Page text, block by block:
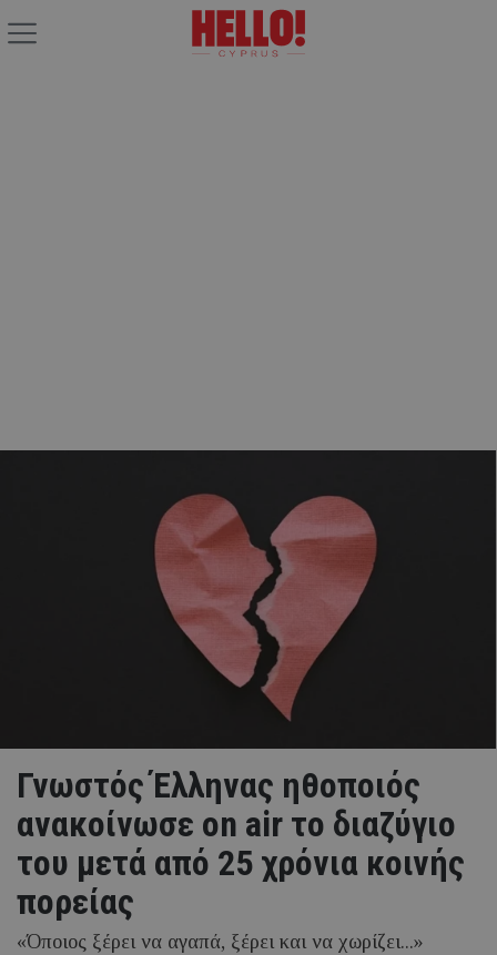
Γνωστός Έλληνας ηθοποιός
ανακοίνωσε on air το διαζύγιο
του μετά από 25 χρόνια κοινής
πορείας
«Όποιος ξέρει να αγαπά, ξέρει και να χωρίζει...»